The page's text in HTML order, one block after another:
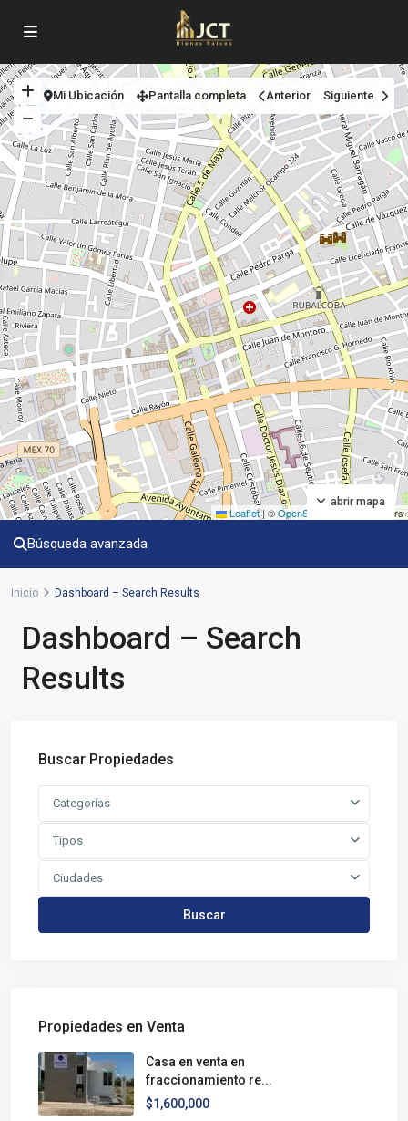
Leaflet| ©OpenStreetMap contributors
abrir mapa
Mi Ubicación Pantalla completa Anterior Siguiente
Búsqueda avanzada
Inicio Dashboard – Search Results
Dashboard – Search
Results
Buscar Propiedades
Categorías
Tipos
Ciudades
Buscar
Propiedades en Venta
Casa en venta en
fraccionamiento re...
$1,600,000